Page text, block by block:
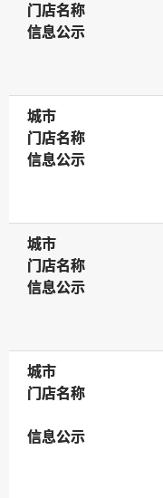
门店名称
门店名称
信息公示
信息公示
城市
城市
门店名称
门店名称
信息公示
信息公示
城市
城市
门店名称
门店名称
信息公示
信息公示
城市
城市
门店名称
门店名称
信息公示
信息公示